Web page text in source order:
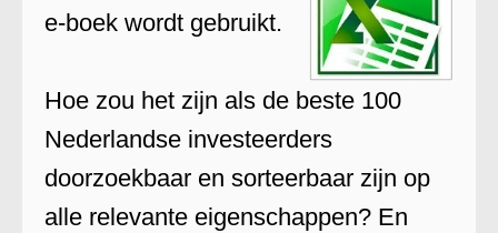
e-boek wordt gebruikt.
Hoe zou het zijn als de beste 100
Nederlandse investeerders
doorzoekbaar en sorteerbaar zijn op
alle relevante eigenschappen? En